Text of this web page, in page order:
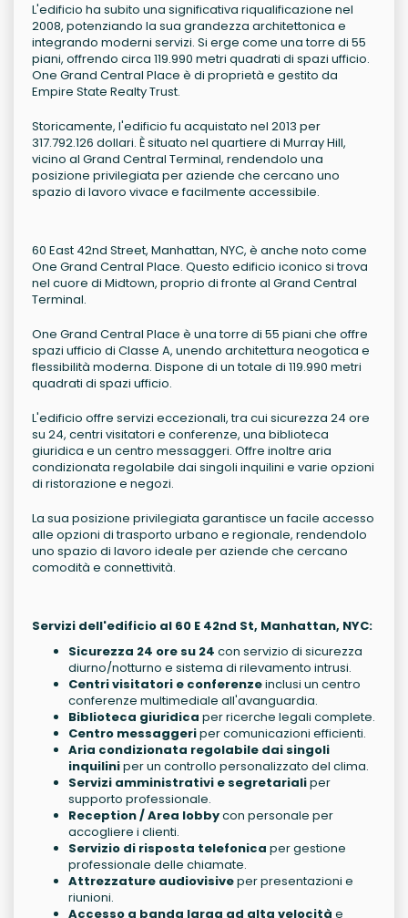
L'edificio ha subito una significativa riqualificazione nel
2008, potenziando la sua grandezza architettonica e
integrando moderni servizi. Si erge come una torre di 55
piani, offrendo circa 119.990 metri quadrati di spazi ufficio.
One Grand Central Place è di proprietà e gestito da
Empire State Realty Trust.
Storicamente, l'edificio fu acquistato nel 2013 per
317.792.126 dollari. È situato nel quartiere di Murray Hill,
vicino al Grand Central Terminal, rendendolo una
posizione privilegiata per aziende che cercano uno
spazio di lavoro vivace e facilmente accessibile.
60 East 42nd Street, Manhattan, NYC, è anche noto come
One Grand Central Place. Questo edificio iconico si trova
nel cuore di Midtown, proprio di fronte al Grand Central
Terminal.
One Grand Central Place è una torre di 55 piani che offre
spazi ufficio di Classe A, unendo architettura neogotica e
flessibilità moderna. Dispone di un totale di 119.990 metri
quadrati di spazi ufficio.
L'edificio offre servizi eccezionali, tra cui sicurezza 24 ore
su 24, centri visitatori e conferenze, una biblioteca
giuridica e un centro messaggeri. Offre inoltre aria
condizionata regolabile dai singoli inquilini e varie opzioni
di ristorazione e negozi.
La sua posizione privilegiata garantisce un facile accesso
alle opzioni di trasporto urbano e regionale, rendendolo
uno spazio di lavoro ideale per aziende che cercano
comodità e connettività.
Servizi dell'edificio al 60 E 42nd St, Manhattan, NYC:
Sicurezza 24 ore su 24 con servizio di sicurezza
diurno/notturno e sistema di rilevamento intrusi.
Centri visitatori e conferenzeinclusi un centro
conferenze multimediale all'avanguardia.
Biblioteca giuridica per ricerche legali complete.
Centro messaggeriper comunicazioni efficienti.
Aria condizionata regolabile dai singoli
inquiliniper un controllo personalizzato del clima.
Servizi amministrativi e segretarialiper
supporto professionale.
Reception / Area lobbycon personale per
accogliere i clienti.
Servizio di risposta telefonica per gestione
professionale delle chiamate.
Attrezzature audiovisiveper presentazioni e
riunioni.
Accesso a banda larga ad alta velocità e